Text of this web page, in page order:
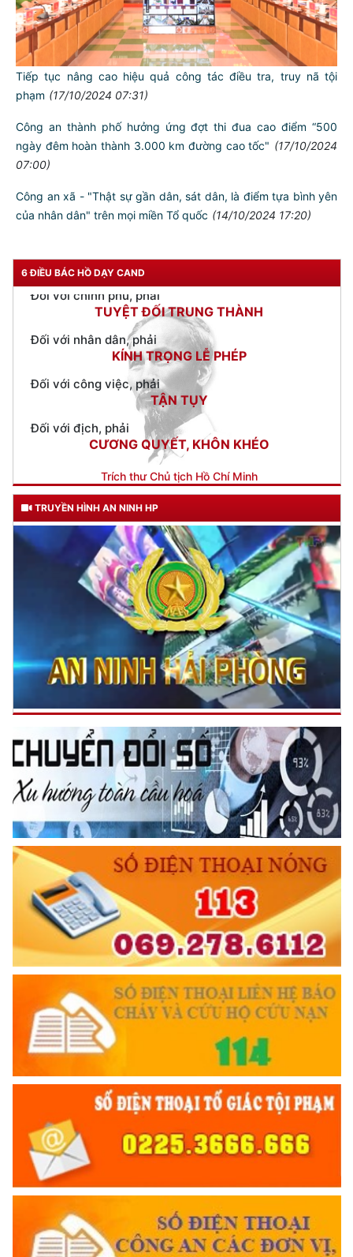
Tổng Bí thư, Chủ tịch nước trao Quyết định thăng cấp bậc
(21/10/2024 05:48)
Tiếp tục nâng cao hiệu quả công tác điều tra, truy nã tội
phạm (17/10/2024 07:31)
Công an thành phố hưởng ứng đợt thi đua cao điểm “500
ngày đêm hoàn thành 3.000 km đường cao tốc" (17/10/2024
Công an xã - "Thật sự gần dân, sát dân, là điểm tựa bình yên
của nhân dân" trên mọi miền Tổ quốc (14/10/2024 17:20)
6 ĐIỀU BÁC HỒ DẠY CAND
TƯ CÁCH
NGƯỜI CÔNG AN CÁCH MỆNH LÀ:
Đối với tự mình, phải
CẦN, KIỆM, LIÊM, CHÍNH
Đối với đồng sự, phải
THÂN ÁI GIÚP ĐỠ
Đối với chính phủ, phải
TUYỆT ĐỐI TRUNG THÀNH
Đối với nhân dân, phải
KÍNH TRỌNG LỄ PHÉP
Đối với công việc, phải
Đối với địch, phải
CƯƠNG QUYẾT, KHÔN KHÉO